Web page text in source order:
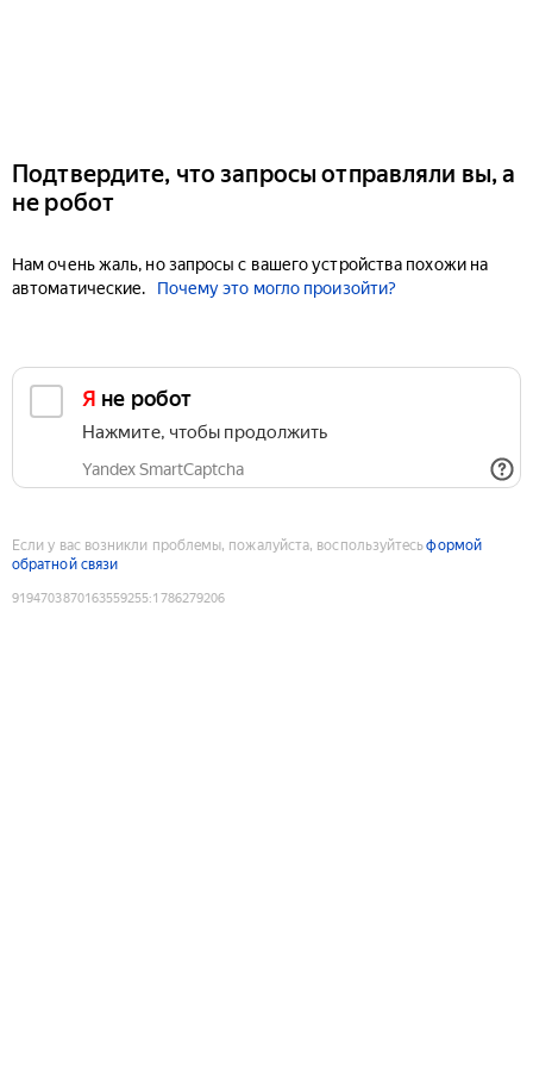
Подтвердите, что запросы отправляли вы, а
не робот
Нам очень жаль, но запросы с вашего устройства похожи на
автоматические.
Почему это могло произойти?
Я не робот
Нажмите, чтобы продолжить
Yandex SmartCaptcha
Если у вас возникли проблемы, пожалуйста, воспользуйтесьформой
обратной связи
9194703870163559255:1786279206